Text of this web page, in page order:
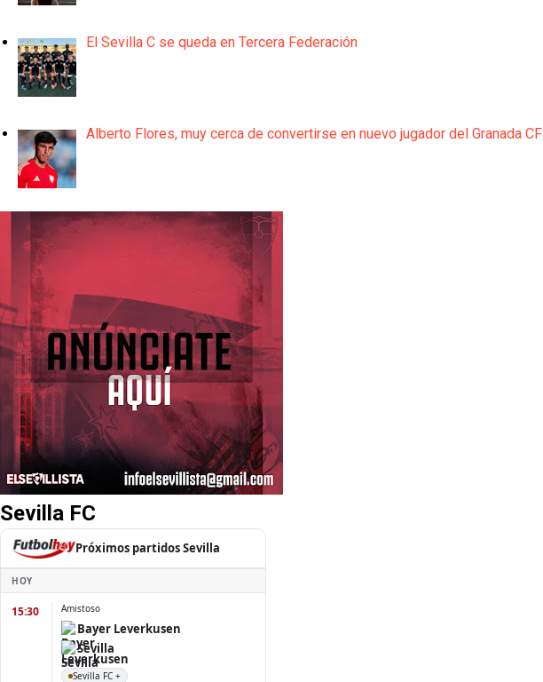
El Sevilla C se queda en Tercera Federación
Alberto Flores, muy cerca de convertirse en nuevo jugador del Granada CF
Sevilla FC